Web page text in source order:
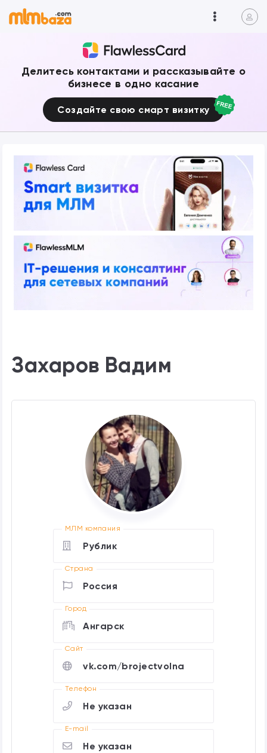
Делитесь контактами и рассказывайте о
бизнесе в одно касание
Создайте свою смарт визитку
Захаров Вадим
МЛМ компания
Рублик
Страна
Россия
Город
Ангарск
Cайт
vk.com/brojectvolna
Телефон
Не указан
E-mail
Не указан